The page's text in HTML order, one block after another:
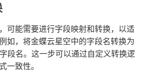
可能需要进行字段映射和转换，以适
如，将金蝶云星空中的字段名转换为
段名。这一步可以通过自定义转换逻
一致性。